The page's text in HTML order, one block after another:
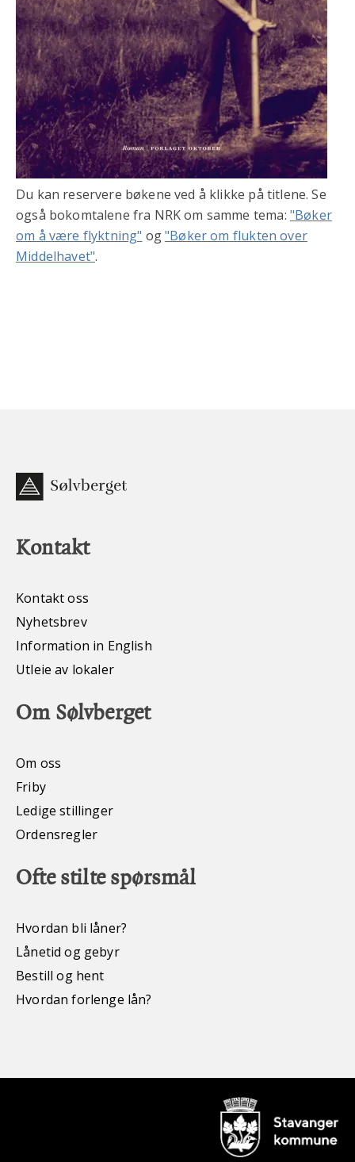
Du kan reservere bøkene ved å klikke på titlene. Se
også bokomtalene fra NRK om samme tema: "Bøker
om å være flyktning" og"Bøker om flukten over
Middelhavet".
Kontakt
Kontakt oss
Nyhetsbrev
Information in English
Utleie av lokaler
Om Sølvberget
Om oss
Friby
Ledige stillinger
Ordensregler
Ofte stilte spørsmål
Hvordan bli låner?
Lånetid og gebyr
Bestill og hent
Hvordan forlenge lån?